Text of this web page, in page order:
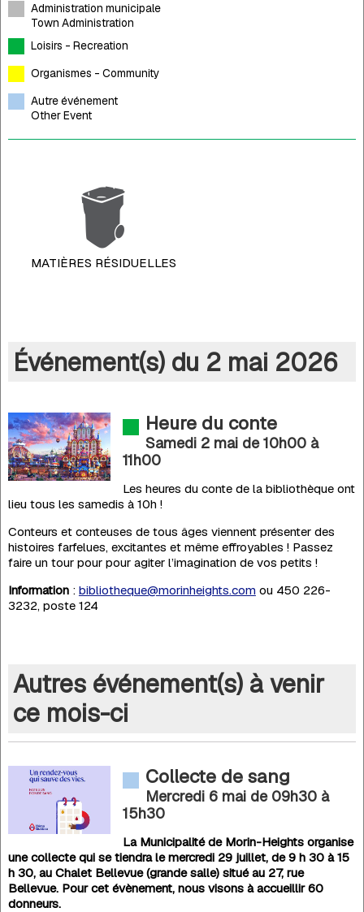
Administration municipale
Town Administration
Loisirs - Recreation
Organismes - Community
Autre événement
Other Event
MATIÈRES RÉSIDUELLES
Événement(s) du 2 mai 2026
Heure du conte
Samedi 2 mai de 10h00à
11h00
Les heures du conte de la bibliothèque ont
lieu tous les samedis à 10h !
Conteurs et conteuses de tous âges viennent présenter des
histoires farfelues, excitantes et même effroyables ! Passez
faire un tour pour pour agiter l’imagination de vos petits !
Information: bibliotheque@morinheights.com ou 450 226-
3232, poste 124
Autres événement(s) à venir
ce mois-ci
Collecte de sang
Mercredi 6 mai de 09h30à
15h30
La Municipalité de Morin-Heights organise
une collecte qui se tiendra le mercredi 29 juillet, de 9 h 30 à 15
h 30, au Chalet Bellevue (grande salle) situé au 27, rue
Bellevue. Pour cet évènement, nous visons à accueillir 60
donneurs.